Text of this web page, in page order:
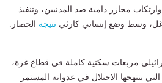
مجازر دامية ضد المدنيين، وتنفيذ
وسط وضع إنساني كارثي نتيجة الحصار.
مربعات سكنية كاملة فى قطاع غزة،
ينتهجها الاحتلال في عدوانه المستمر